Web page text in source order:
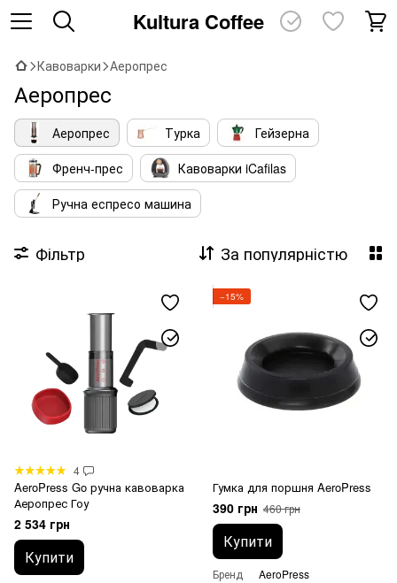
Kultura Coffee
Кавоварки Аеропрес
Аеропрес
Аеропрес Турка
Гейзерна
Френч-прес
Кавоварки iCafilas
Ручна еспресо машина
Фільтр За популярністю
4
AeroPress Go ручна кавоварка
Аеропрес Гоу
2 534 грн
Купити
−15%
Гумка для поршня AeroPress
390 грн 460 грн
Купити
Бренд
AeroPress